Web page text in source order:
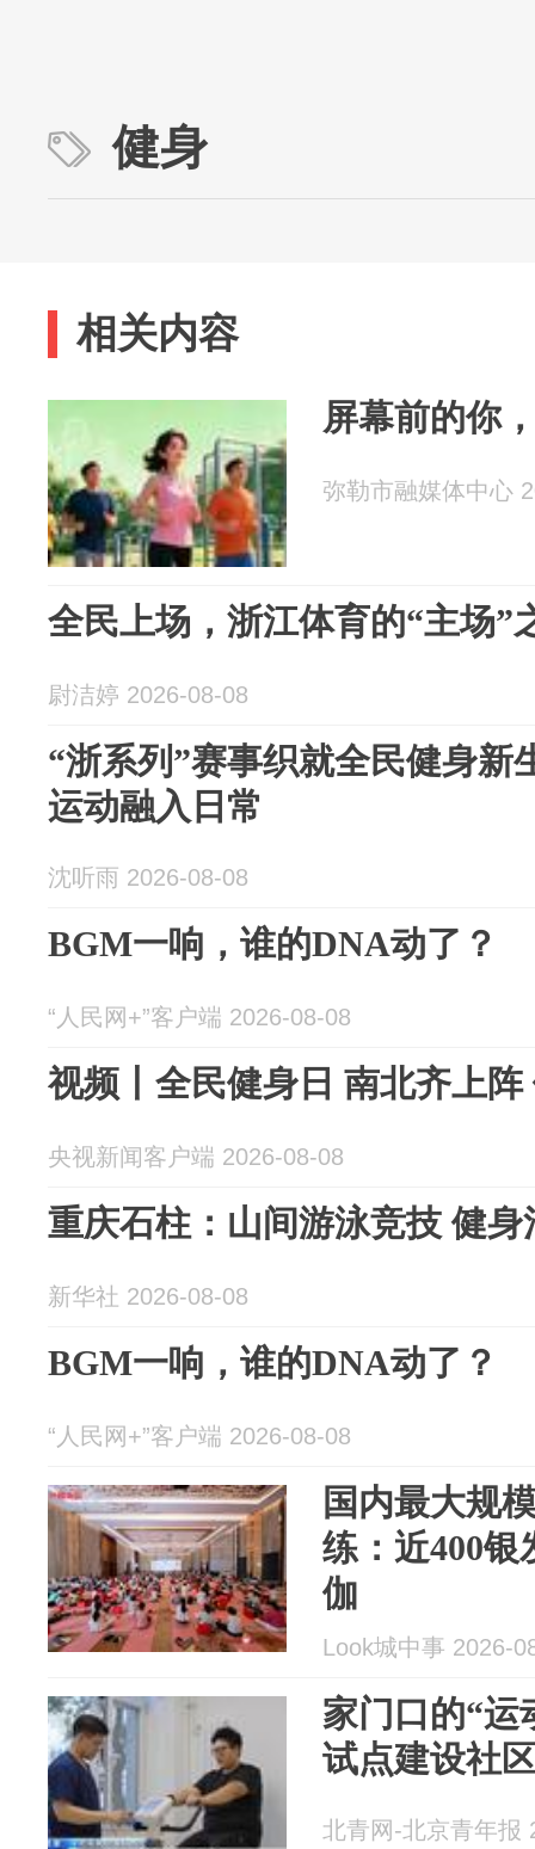
健身
相关内容
屏幕前的你
弥勒市融媒体中心
全民上场，浙江体育的“主场”
尉洁婷 2026-08-08
“浙系列”赛事织就全民健身新
运动融入日常
沈听雨 2026-08-08
BGM一响，谁的DNA动了？
“人民网+”客户端 2026-08-08
视频丨全民健身日 南北齐上阵
央视新闻客户端 2026-08-08
重庆石柱：山间游泳竞技 健身
新华社 2026-08-08
BGM一响，谁的DNA动了？
“人民网+”客户端 2026-08-08
国内最大规
练：近400银
伽
Look城中事 2026-
家门口的“运
试点建设社
北青网-北京青年报